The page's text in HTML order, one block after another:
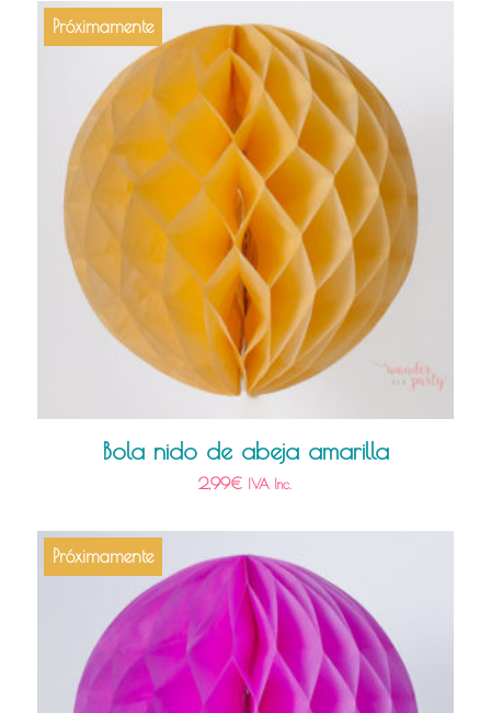
Próximamente
Bola nido de abeja amarilla
2,99€ IVA Inc.
Próximamente